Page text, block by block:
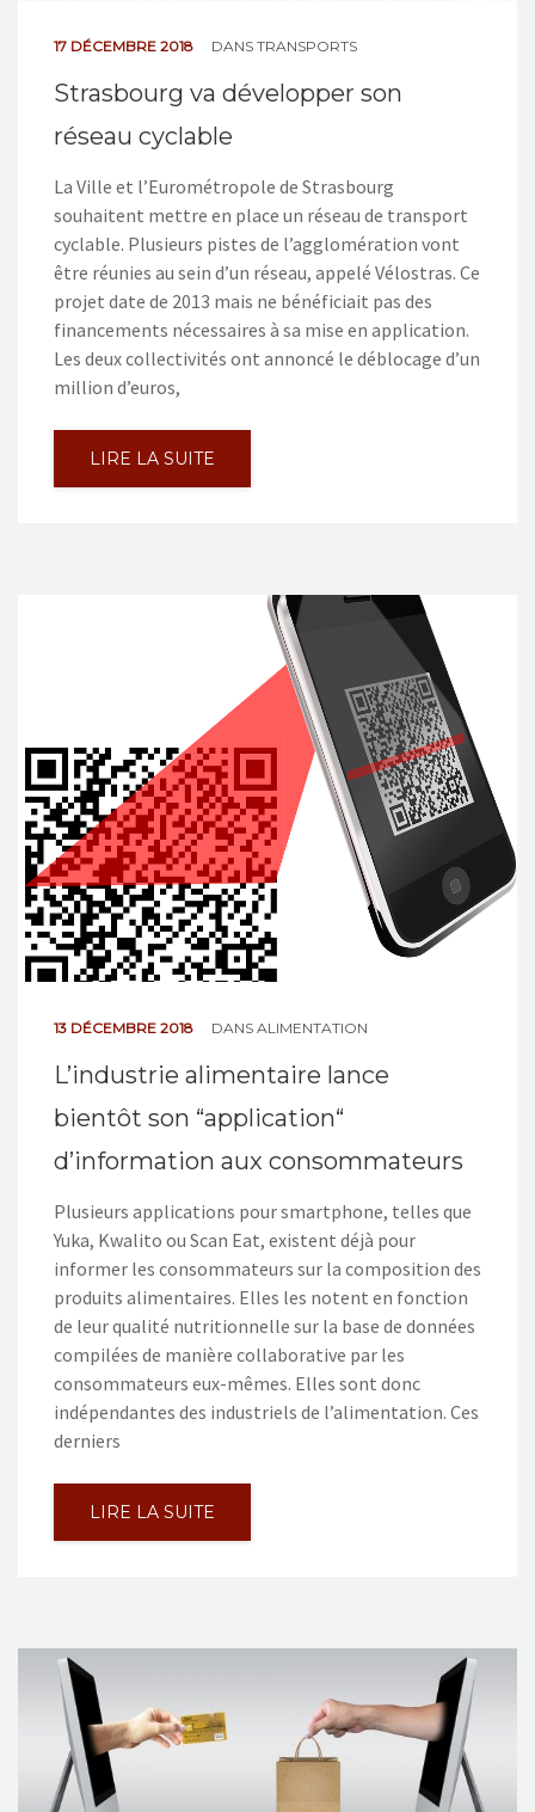
17 DÉCEMBRE 2018 DANS TRANSPORTS
Strasbourg va développer son
réseau cyclable
La Ville et l’Eurométropole de Strasbourg
souhaitent mettre en place un réseau de transport
cyclable. Plusieurs pistes de l’agglomération vont
être réunies au sein d’un réseau, appelé Vélostras. Ce
projet date de 2013 mais ne bénéficiait pas des
financements nécessaires à sa mise en application.
Les deux collectivités ont annoncé le déblocage d’un
million d’euros,
LIRE LA SUITE
13 DÉCEMBRE 2018 DANS ALIMENTATION
L’industrie alimentaire lance
bientôt son “application“
d’information aux consommateurs
Plusieurs applications pour smartphone, telles que
Yuka, Kwalito ou Scan Eat, existent déjà pour
informer les consommateurs sur la composition des
produits alimentaires. Elles les notent en fonction
de leur qualité nutritionnelle sur la base de données
compilées de manière collaborative par les
consommateurs eux-mêmes. Elles sont donc
indépendantes des industriels de l’alimentation. Ces
derniers
LIRE LA SUITE